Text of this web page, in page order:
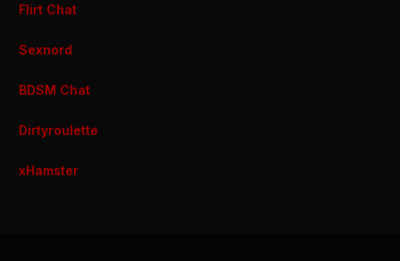
Flirt Chat
Sexnord
BDSM Chat
Dirtyroulette
xHamster